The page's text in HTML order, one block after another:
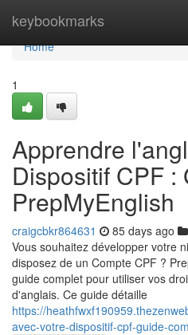
keybookmarks
Home
Home
1
Apprendre
Dispositif CPF
PrepMyEnglish
craigcbkr864631 85 days ago
Vous souhaitez développer votre
disposez de un Compte CPF ?
guide complet pour utiliser vos
d'anglais. Ce guide détaille
https://
avec-votre-dispositif-cpf-guide-